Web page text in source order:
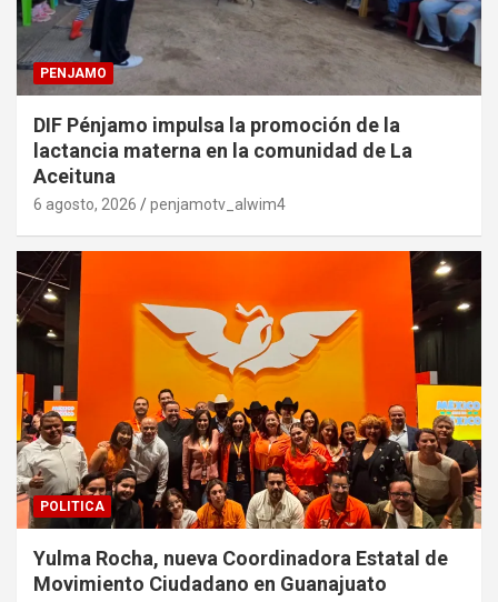
PENJAMO
DIF Pénjamo impulsa la promoción de la
lactancia materna en la comunidad de La
Aceituna
6 agosto, 2026 penjamotv_alwim4
POLITICA
Yulma Rocha, nueva Coordinadora Estatal de
Movimiento Ciudadano en Guanajuato